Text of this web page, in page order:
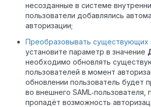
несозданные в системе
пользователи добавлялись
авторизации;
Преобразовывать существующих
установите параметр в значение
необходимо обновлять
пользователей в момент
обновлении пользователь будет
во внешнего SAML‑пользователя,
пропадёт возможность